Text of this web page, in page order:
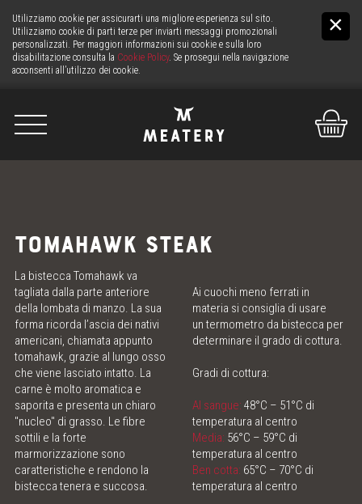
Utilizziamo cookie per assicurarti una migliore esperienza sul sito.
Utilizziamo cookie di parti terze per inviarti messaggi promozionali
personalizzati. Per maggiori informazioni sui cookie e sulla loro
disabilitazione consulta la Cookie Policy. Se prosegui nella navigazione
acconsenti all’utilizzo dei cookie.
IL BANCO
SERVIZIO CARNE H24
ONLINE SHOP
MEAT LOVE - THE MAGAZINE
MEATINGPOINT
TOMAHAWK STEAK
La bistecca Tomahawk va
tagliata dalla parte anteriore
della lombata di manzo. La sua
forma ricorda l’ascia dei nativi
americani, chiamata appunto
tomahawk, grazie al lungo osso
che viene lasciato intatto. La
carne è molto aromatica e
saporita e presenta un chiaro
"nucleo" di grasso. Le fibre
sottili e la forte
marmorizzazione sono
caratteristiche e rendono la
bistecca tenera e succosa.
Ai cuochi meno ferrati in
materia si consiglia di usare
un termometro da bistecca per
determinare il grado di cottura.
Gradi di cottura:
Al sangue: 48°C – 51°C di
temperatura al centro
Media: 56°C – 59°C di
temperatura al centro
Ben cotta: 65°C – 70°C di
temperatura al centro